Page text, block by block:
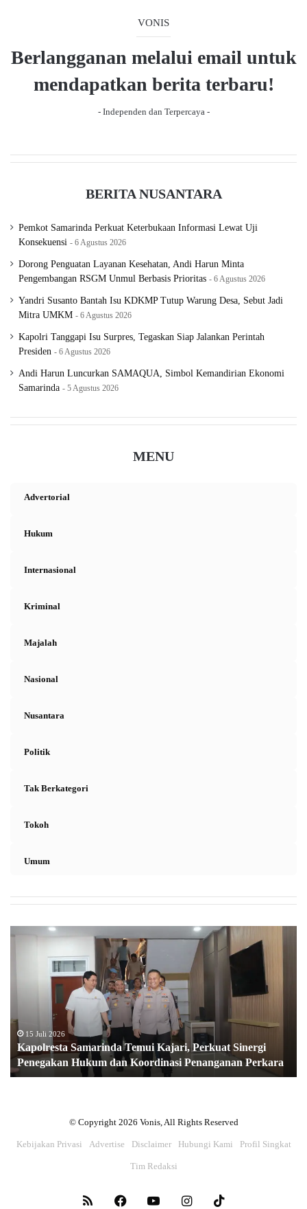
VONIS
Berlangganan melalui email untuk
mendapatkan berita terbaru!
- Independen dan Terpercaya -
BERITA NUSANTARA
Pemkot Samarinda Perkuat Keterbukaan Informasi Lewat Uji
Konsekuensi
6 Agustus 2026
Dorong Penguatan Layanan Kesehatan, Andi Harun Minta
Pengembangan RSGM Unmul Berbasis Prioritas
6 Agustus 2026
Yandri Susanto Bantah Isu KDKMP Tutup Warung Desa, Sebut Jadi
Mitra UMKM
6 Agustus 2026
Kapolri Tanggapi Isu Surpres, Tegaskan Siap Jalankan Perintah
Presiden
6 Agustus 2026
Andi Harun Luncurkan SAMAQUA, Simbol Kemandirian Ekonomi
Samarinda
5 Agustus 2026
MENU
Advertorial
Hukum
Internasional
Kriminal
Majalah
Nasional
Nusantara
Politik
Tak Berkategori
Tokoh
Umum
Kapolresta
Penegakan
Hukum
dan
Koordinasi
Penanganan
15 Juli 2026
Kapolresta Samarinda Temui Kajari, Perkuat Sinergi
Penegakan Hukum dan Koordinasi Penanganan Perkara
© Copyright 2026 Vonis, All Rights Reserved
Kebijakan Privasi Advertise Disclaimer Hubungi Kami Profil Singkat
Tim Redaksi
RSS FacebookYouTubeInstagram